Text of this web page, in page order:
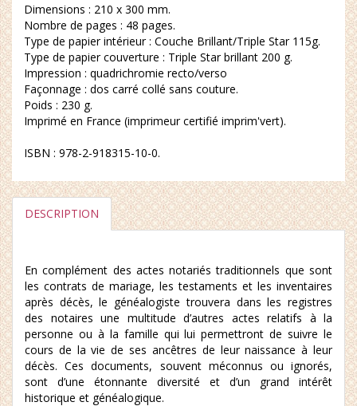
Dimensions : 210 x 300 mm.
Nombre de pages : 48 pages.
Type de papier intérieur : Couche Brillant/Triple Star 115g.
Type de papier couverture : Triple Star brillant 200 g.
Impression : quadrichromie recto/verso
Façonnage : dos carré collé sans couture.
Poids : 230 g.
Imprimé en France (imprimeur certifié imprim'vert).
ISBN : 978-2-918315-10-0.
DESCRIPTION
En complément des actes notariés traditionnels que sont
les contrats de mariage, les testaments et les inventaires
après décès, le généalogiste trouvera dans les registres
des notaires une multitude d’autres actes relatifs à la
personne ou à la famille qui lui permettront de suivre le
cours de la vie de ses ancêtres de leur naissance à leur
décès. Ces documents, souvent méconnus ou ignorés,
sont d’une étonnante diversité et d’un grand intérêt
historique et généalogique.